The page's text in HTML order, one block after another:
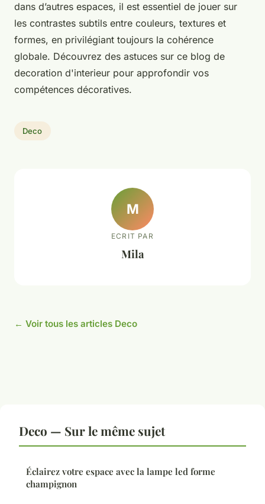
dans d’autres espaces, il est essentiel de jouer sur
les contrastes subtils entre couleurs, textures et
formes, en privilégiant toujours la cohérence
globale. Découvrez des astuces sur ce blog de
decoration d'interieur pour approfondir vos
compétences décoratives.
Deco
M
ECRIT PAR
Mila
← Voir tous les articles Deco
Deco — Sur le même sujet
Éclairez votre espace avec la lampe led forme
champignon